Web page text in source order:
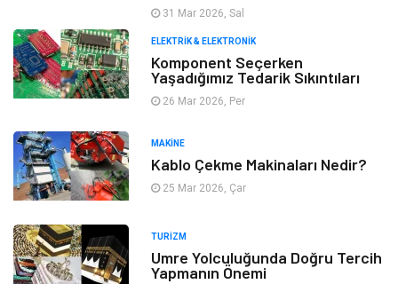
31 Mar 2026, Sal
ELEKTRIK & ELEKTRONIK
Komponent Seçerken
Yaşadığımız Tedarik Sıkıntıları
26 Mar 2026, Per
MAKINE
Kablo Çekme Makinaları Nedir?
25 Mar 2026, Çar
TURIZM
Umre Yolculuğunda Doğru Tercih
Yapmanın Önemi